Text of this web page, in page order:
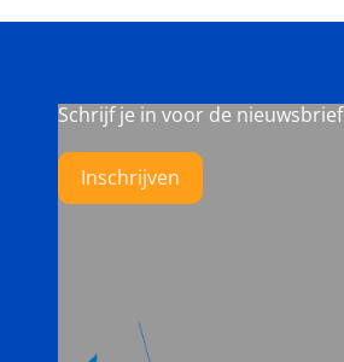
Schrijf je in voor de nieuwsbrief
Inschrijven